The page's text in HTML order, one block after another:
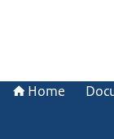
Home